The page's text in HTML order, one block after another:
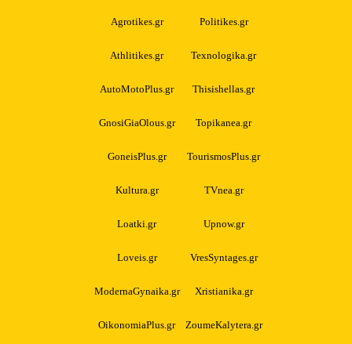
Agrotikes.gr Politikes.gr
Athlitikes.gr Texnologika.gr
AutoMotoPlus.gr Thisishellas.gr
GnosiGiaOlous.gr Topikanea.gr
GoneisPlus.gr TourismosPlus.gr
Kultura.gr TVnea.gr
Loatki.gr Upnow.gr
Loveis.gr VresSyntages.gr
ModernaGynaika.gr Xristianika.gr
OikonomiaPlus.gr ZoumeKalytera.gr